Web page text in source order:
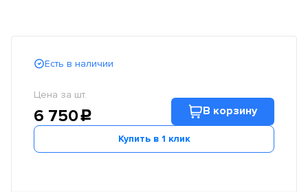
Есть в наличии
Цена за шт.
6 750c В корзину
Купить в 1 клик